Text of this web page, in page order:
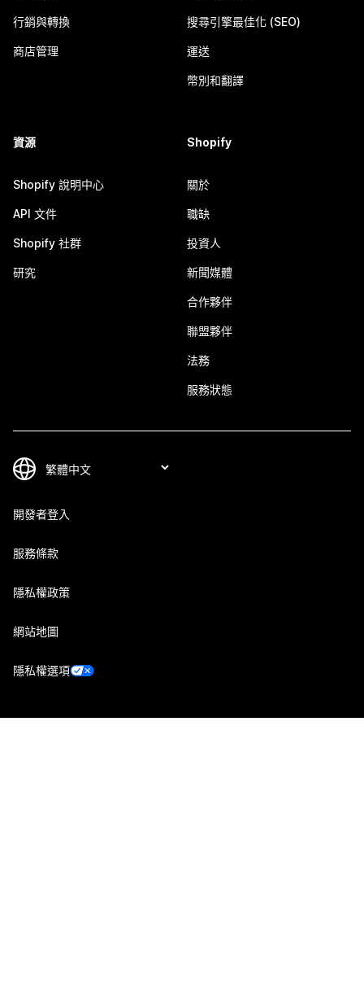
行銷與轉換
商店管理
搜尋引擎最佳化 (SEO)
運送
幣別和翻譯
資源
Shopify 說明中心
API 文件
Shopify 社群
研究
Shopify
關於
職缺
投資人
新聞媒體
合作夥伴
聯盟夥伴
法務
服務狀態
開發者登入
服務條款
隱私權政策
網站地圖
隱私權選項